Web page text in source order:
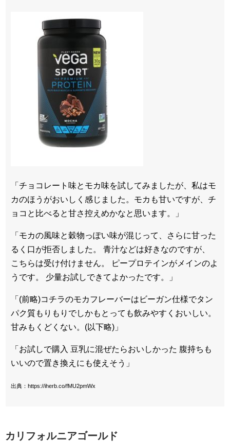
「チョコレート味とモカ味を試してみましたが、私はモ
カのほうがおいしく感じました。モカも甘いですが、チ
ョコと比べると甘さ控えめかなと思います。」
「モカの風味と穀物っぽい味が混じって、さらに甘った
るく口が拒否しました。 青汁などは好きなのですが、
こちらは受け付けません。 ピープロテインがメインのよ
うです。 少量お試しできてよかったです。」
「(前略)コチラのモカフレーバーはビーガン仕様でタン
パク質もりもりでしかもとっても飲みやすくおいしい。
甘みもくどくない。(以下略)」
「お試しで購入 豆乳に混ぜたらおいしかった 腹持ちも
いいので置き換えにも使えそう」
出典：https://iherb.co/fMU2pmWx
カリフォルニアゴールド